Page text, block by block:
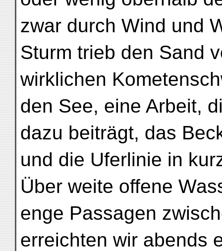
zwar durch Wind und
Sturm trieb den Sand
wirklichen
den See, eine Arbeit,
dazu beiträgt, das
und die Uferlinie in
Über weite offene
enge Passagen
erreichten wir abends